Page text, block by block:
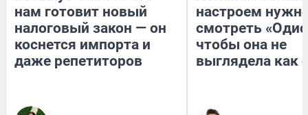
нам готовит новый
налоговый закон — он
коснется импорта и
даже репетиторов
настроем
смотреть
чтобы она не
выглядела как